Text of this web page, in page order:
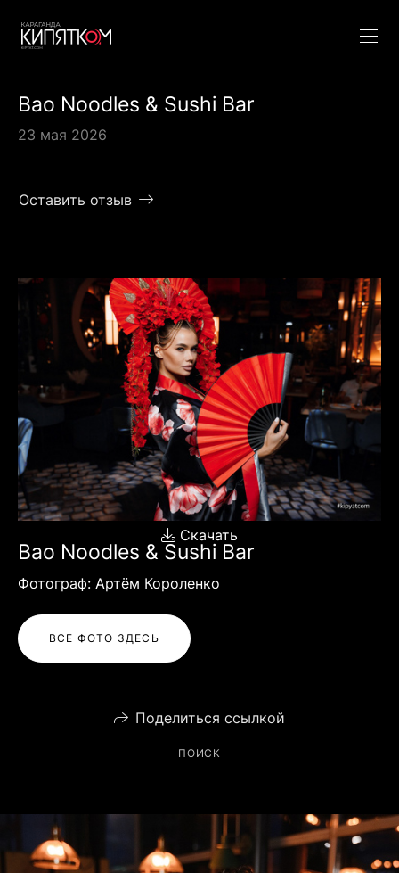
Bao Noodles & Sushi Bar
23 мая 2026
Оставить отзыв
Скачать
Bao Noodles & Sushi Bar
Фотограф: Артём Короленко
ВСЕ ФОТО ЗДЕСЬ
Поделиться ссылкой
ПОИСК